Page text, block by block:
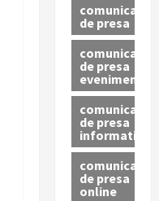
comunicat
de presa
comunicat
de presa
eveniment
comunicat
de presa
informativ
comunicat
de presa
online